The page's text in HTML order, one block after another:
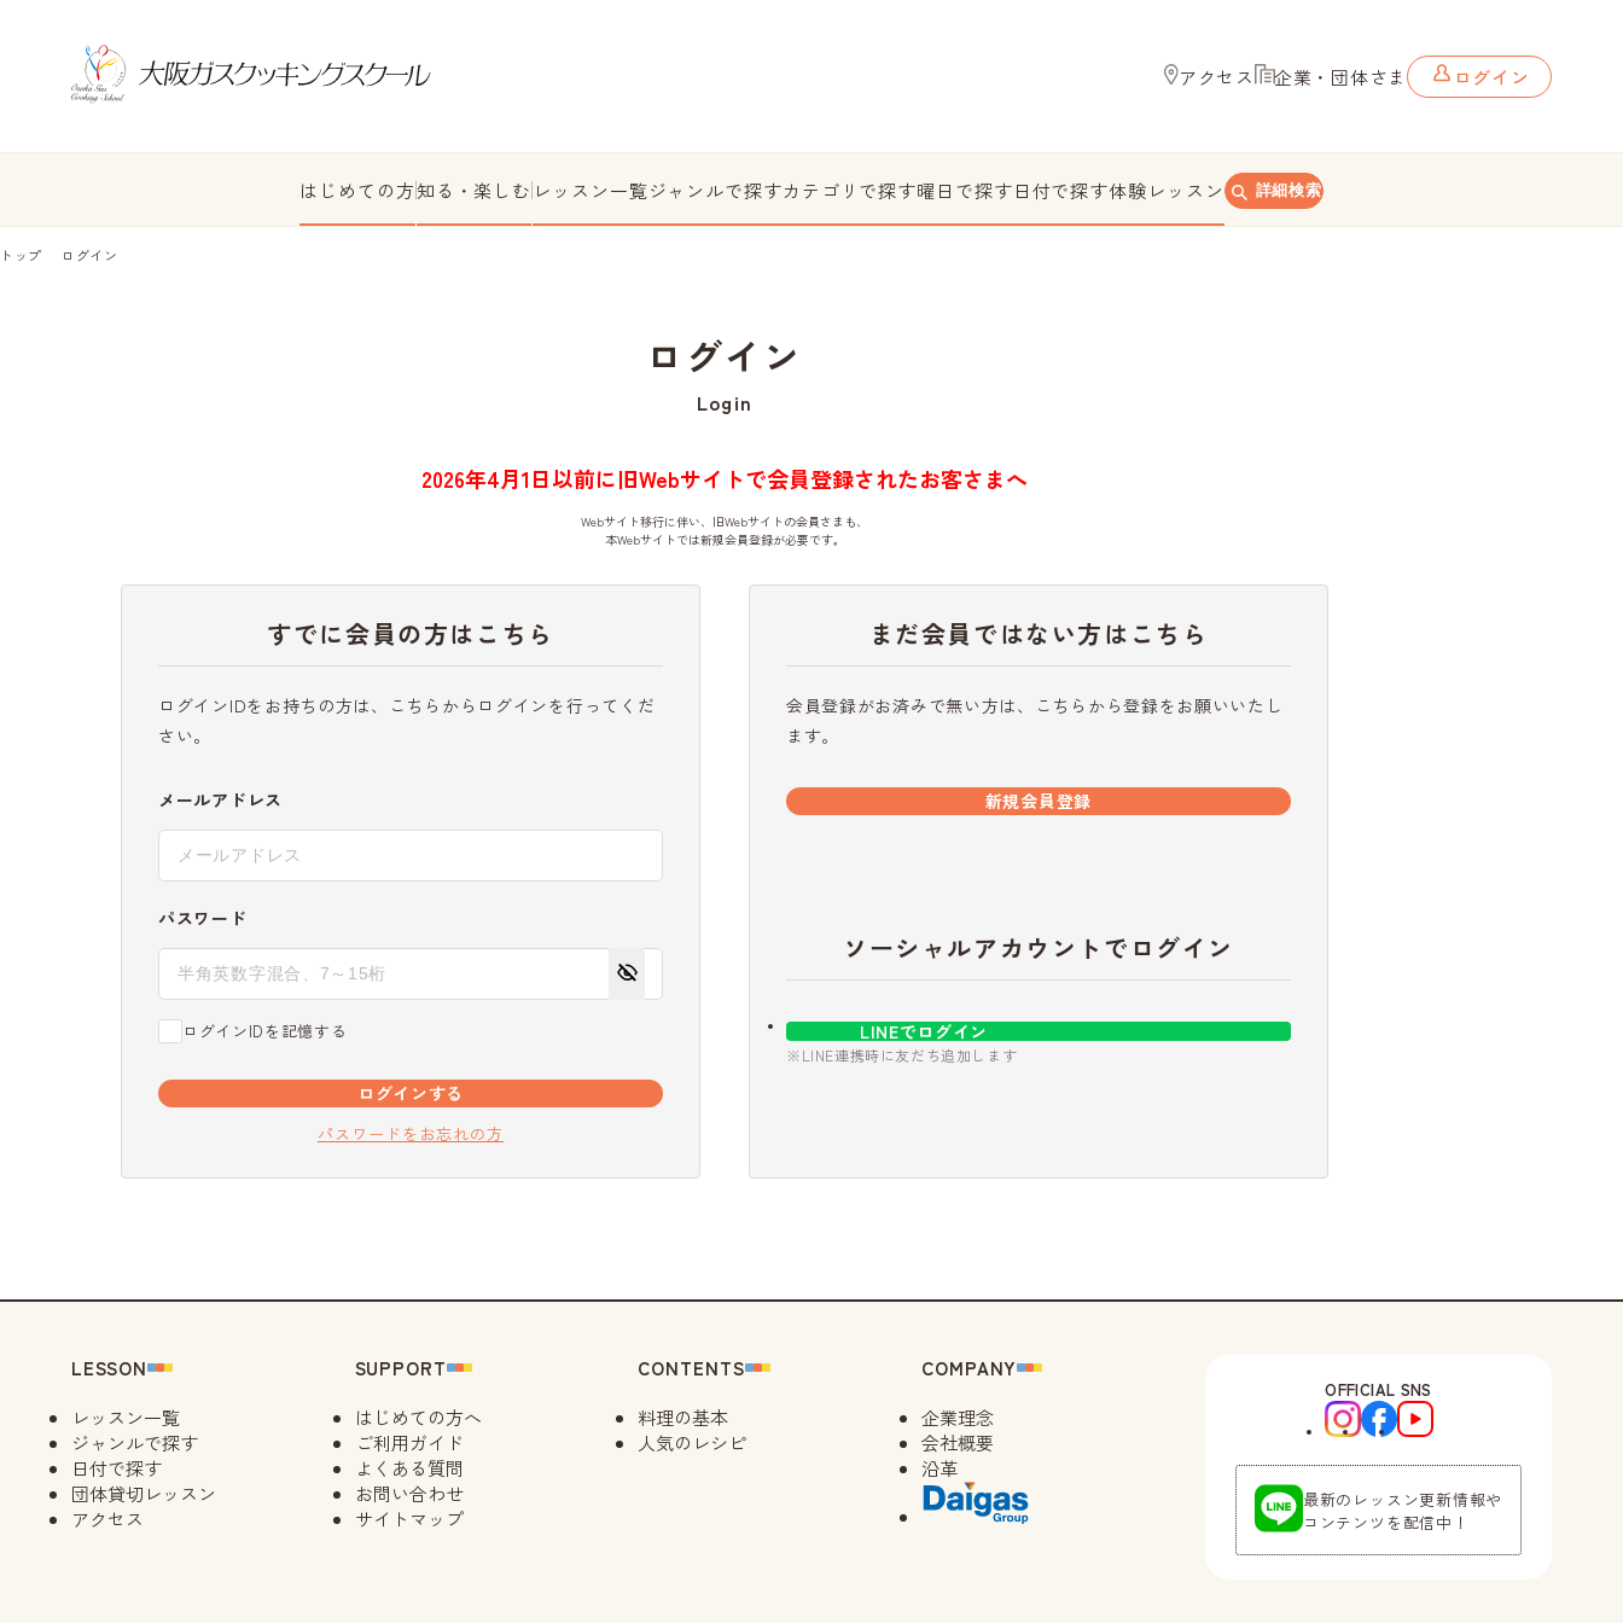
アクセス 企業・団体さま ログイン
はじめての方知る・楽しむ レッスン一覧ジャンルで探すカテゴリで探す曜日で探す日付で探す体験レッスン 詳細検索
トップ ログイン
ログイン
Login
2026年4月1日以前に旧Webサイトで会員登録されたお客さまへ
Webサイト移行に伴い、旧Webサイトの会員さまも、
本Webサイトでは新規会員登録が必要です。
すでに会員の方はこちら
ログインIDをお持ちの方は、こちらからログインを行ってくだ
さい。
メールアドレス
パスワード
ログインIDを記憶する
ログインする
パスワードをお忘れの方
まだ会員ではない方はこちら
会員登録がお済みで無い方は、こちらから登録をお願いいたし
ます。
新規会員登録
ソーシャルアカウントでログイン
LINEでログイン
※LINE連携時に友だち追加します
LESSON
レッスン一覧
ジャンルで探す
日付で探す
団体貸切レッスン
アクセス
SUPPORT
はじめての方へ
ご利用ガイド
よくある質問
お問い合わせ
サイトマップ
CONTENTS
料理の基本
人気のレシピ
COMPANY
企業理念
会社概要
沿革
OFFICIAL SNS
最新のレッスン更新情報や
コンテンツを配信中！